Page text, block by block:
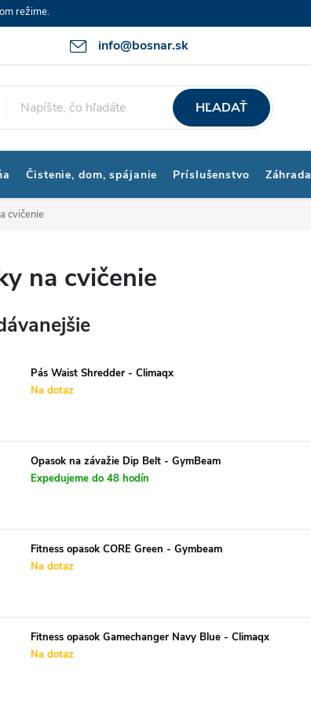
režime.
info@bosnar.sk
Kontakty Obchodné podmienky
HĽADAŤ
Čistenie, dom, spájanie Príslušenstvo Záhrada
cvičenie
na cvičenie
Pás Waist Shredder - Climaqx
Na dotaz
Opasok na závažie Dip Belt - GymBeam
Expedujeme do 48 hodín
Fitness opasok CORE Green - Gymbeam
Na dotaz
Fitness opasok Gamechanger Navy Blue - Climaqx
Na dotaz